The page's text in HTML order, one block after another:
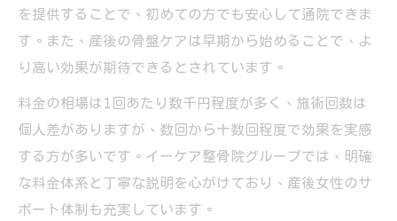
イーケア整骨院グループでの保険利用の流
れ
骨盤矯正の保険適用について整骨院に相談
を
整骨院通院回数と骨盤矯正の効果的な目安
骨盤矯正は整骨院で何回通うのが理想か解
説
整骨院骨盤矯正の通院回数と効果の関係性
を提供することで、初めての方でも安心して通院できま
す。また、産後の骨盤ケアは早期から始めることで、よ
り高い効果が期待できるとされています。
料金の相場は1回あたり数千円程度が多く、施術回数は
個人差がありますが、数回から十数回程度で効果を実感
する方が多いです。イーケア整骨院グループでは、明確
な料金体系と丁寧な説明を心がけており、産後女性のサ
ポート体制も充実しています。